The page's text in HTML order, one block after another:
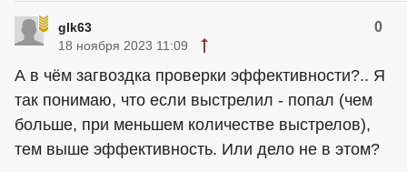
glk63 0
18 ноября 2023 11:09
А в чём загвоздка проверки эффективности?.. Я
так понимаю, что если выстрелил - попал (чем
больше, при меньшем количестве выстрелов),
тем выше эффективность. Или дело не в этом?